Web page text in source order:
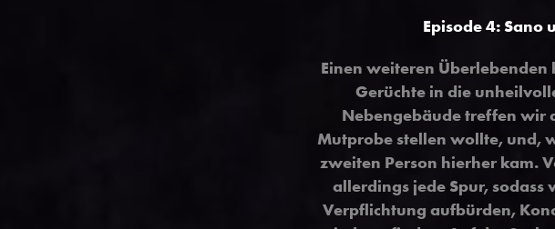
Episode 4: Sano
Einen weiteren Überlebenden
Gerüchte in die
Nebengebäude treffen wir
Mutprobe stellen wollte, und,
zweiten Person hierher kam.
allerdings jede Spur, sodass
Verpflichtung aufbürden,